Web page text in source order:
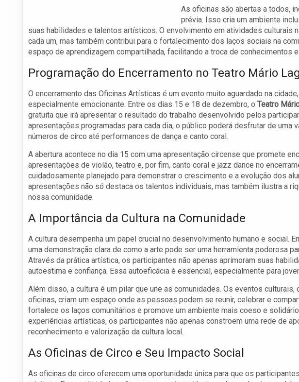
As oficinas são abertas a todos,
prévia. Isso cria um ambiente
suas habilidades e talentos artísticos. O envolvimento em atividades culturais
cada um, mas também contribui para o fortalecimento dos laços sociais na
espaço de aprendizagem compartilhada, facilitando a troca de conhecimentos
Programação do Encerramento no Teatro Mário
O encerramento das Oficinas Artísticas é um evento muito aguardado na
especialmente emocionante. Entre os dias 15 e 18 de dezembro, o Teatro
gratuita que irá apresentar o resultado do trabalho desenvolvido pelos
apresentações programadas para cada dia, o público poderá desfrutar de uma
números de circo até performances de dança e canto coral.
A abertura acontece no dia 15 com uma apresentação circense que promete
apresentações de violão, teatro e, por fim, canto coral e jazz dance no
cuidadosamente planejado para demonstrar o crescimento e a evolução dos
apresentações não só destaca os talentos individuais, mas também ilustra a
nossa comunidade.
A Importância da Cultura na Comunidade
A cultura desempenha um papel crucial no desenvolvimento humano e social.
uma demonstração clara de como a arte pode ser uma herramienta poderosa
Através da prática artística, os participantes não apenas aprimoram suas
autoestima e confiança. Essa autoeficácia é essencial, especialmente para
Além disso, a cultura é um pilar que une as comunidades. Os eventos
oficinas, criam um espaço onde as pessoas podem se reunir, celebrar e
fortalece os laços comunitários e promove um ambiente mais coeso e
experiências artísticas, os participantes não apenas constroem uma rede de
reconhecimento e valorização da cultura local.
As Oficinas de Circo e Seu Impacto Social
As oficinas de circo oferecem uma oportunidade única para que os